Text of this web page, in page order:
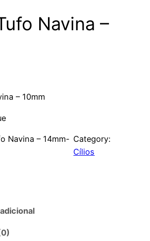
Navina –
– 10mm
Navina – 14mm- Category:
Cílios